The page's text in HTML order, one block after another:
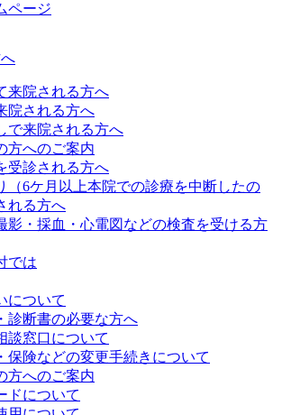
ページ
来院される方へ
院される方へ
で来院される方へ
方へのご案内
受診される方へ
（6ケ月以上本院での診療を中断したの
れる方へ
影・採血・心電図などの検査を受ける方
では
について
診断書の必要な方へ
談窓口について
保険などの変更手続きについて
方へのご案内
ドについて